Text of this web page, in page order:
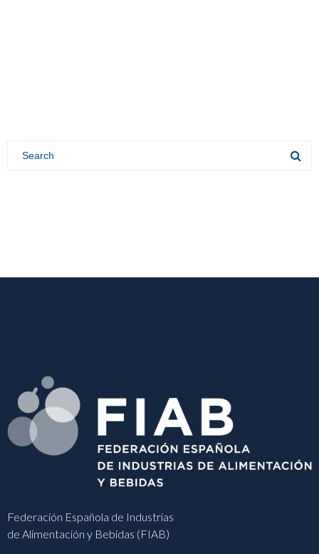
Federación Española de Industrias
de Alimentación y Bebidas (FIAB)